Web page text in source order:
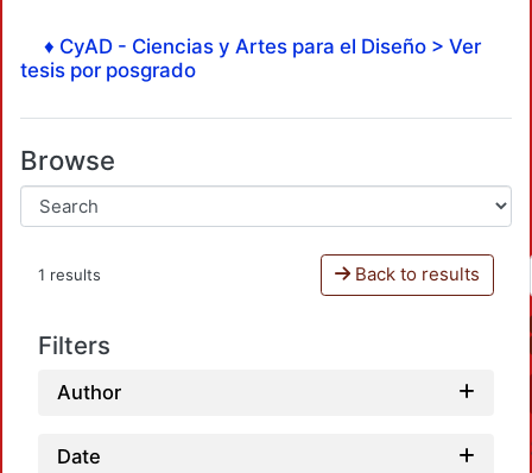
♦ CyAD - Ciencias y Artes para el Diseño > Ver
tesis por posgrado
Browse
1 results Back to results
Filters
Author
Date